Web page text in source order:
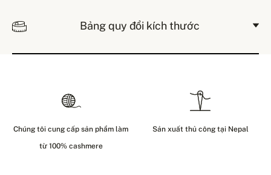
Bảng quy đổi kích thước
Chúng tôi cung cấp sản phẩm làm
từ 100% cashmere
Sản xuất thủ công tại Nepal